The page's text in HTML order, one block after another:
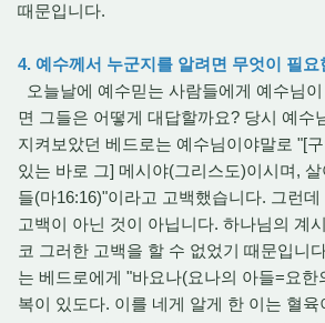
때문입니다.
4. 예수께서 누군지를 알려면 무엇이 필요
오늘날에 예수믿는 사람들에게 예수님
면 그들은 어떻게 대답할까요? 당시 예수
지켜보았던 베드로는 예수님이야말로 "[
있는 바로 그] 메시야(그리스도)이시며,
들(마16:16)"이라고 고백했습니다. 그런
고백이 아닌 것이 아닙니다. 하나님의 계
코 그러한 고백을 할 수 없었기 때문입니
는 베드로에게 "바요나(요나의 아들=요
복이 있도다. 이를 네게 알게 한 이는 혈육